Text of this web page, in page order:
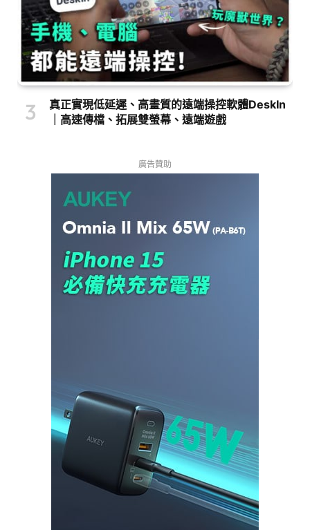
真正實現低延遲、高畫質的遠端操控軟體DeskIn
｜高速傳檔、拓展雙螢幕、遠端遊戲
廣告贊助